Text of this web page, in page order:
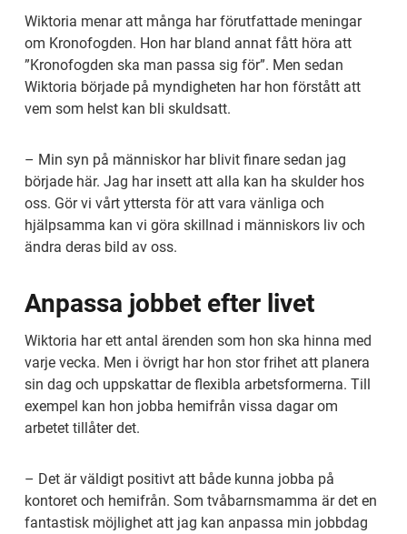
Wiktoria menar att många har förutfattade meningar
om Kronofogden. Hon har bland annat fått höra att
”Kronofogden ska man passa sig för”. Men sedan
Wiktoria började på myndigheten har hon förstått att
vem som helst kan bli skuldsatt.
– Min syn på människor har blivit finare sedan jag
började här. Jag har insett att alla kan ha skulder hos
oss. Gör vi vårt yttersta för att vara vänliga och
hjälpsamma kan vi göra skillnad i människors liv och
ändra deras bild av oss.
Anpassa jobbet efter livet
Wiktoria har ett antal ärenden som hon ska hinna med
varje vecka. Men i övrigt har hon stor frihet att planera
sin dag och uppskattar de flexibla arbetsformerna. Till
exempel kan hon jobba hemifrån vissa dagar om
arbetet tillåter det.
– Det är väldigt positivt att både kunna jobba på
kontoret och hemifrån. Som tvåbarnsmamma är det en
fantastisk möjlighet att jag kan anpassa min jobbdag